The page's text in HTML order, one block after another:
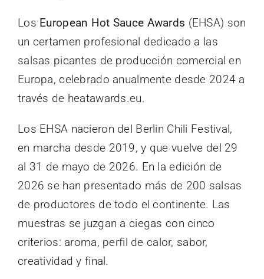
Los European Hot Sauce Awards (EHSA) son
un certamen profesional dedicado a las
salsas picantes de producción comercial en
Europa, celebrado anualmente desde 2024 a
través de heatawards.eu.
Los EHSA nacieron del Berlin Chili Festival,
en marcha desde 2019, y que vuelve del 29
al 31 de mayo de 2026. En la edición de
2026 se han presentado más de 200 salsas
de productores de todo el continente. Las
muestras se juzgan a ciegas con cinco
criterios: aroma, perfil de calor, sabor,
creatividad y final.